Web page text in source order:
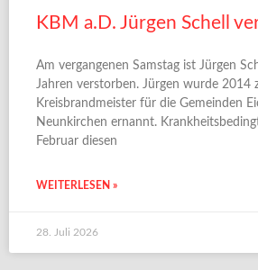
KBM a.D. Jürgen Schell
Am vergangenen Samstag ist Jürgen
Jahren verstorben. Jürgen wurde 2014
Kreisbrandmeister für die Gemeinden
Neunkirchen ernannt.
Februar diesen
WEITERLESEN »
28. Juli 2026